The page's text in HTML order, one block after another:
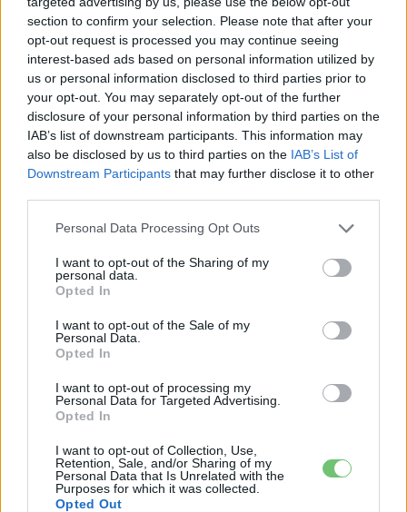
section to confirm your selection. Please note that after your
opt-out request is processed you may continue seeing
interest-based ads based on personal information utilized by
us or personal information disclosed to third parties prior to
your opt-out. You may separately opt-out of the further
disclosure of your personal information by third parties on the
IAB’s list of downstream participants. This information may
also be disclosed by us to third parties on the IAB’s List of
Downstream Participants that may further disclose it to other
Personal Data Processing Opt Outs
I want to opt-out of the Sharing of my
personal data.
Opted In
I want to opt-out of the Sale of my
Personal Data.
Opted In
I want to opt-out of processing my
Personal Data for Targeted Advertising.
Opted In
I want to opt-out of Collection, Use,
Retention, Sale, and/or Sharing of my
Personal Data that Is Unrelated with the
Purposes for which it was collected.
Opted Out
Eriqo
Főállásban Informatikus kocka, de lelkében elkötelezett gamer,
KAPCSOLÓDÓ CIKKEK TÖBB A SZERZŐTŐL
Akkumulátor
A BYD hat szabadalommal készül a
2027-es szilárdtest-akkumulátor-
áttörésre